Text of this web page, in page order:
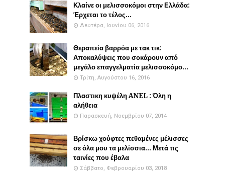
Κλαίνε οι μελισσοκόμοι στην Ελλάδα:
Έρχεται το τέλος...
Δευτέρα, Ιουνίου 06, 2016
Θεραπεία βαρρόα με τακ τικ:
Αποκαλύψεις που σοκάρουν από
μεγάλο επαγγελματία μελισσοκόμο...
Τρίτη, Αυγούστου 16, 2016
Πλαστικη κυψέλη ANEL : Όλη η
αλήθεια
Παρασκευή, Νοεμβρίου 07, 2014
Βρίσκω χούφτες πεθαμένες μέλισσες
σε όλα μου τα μελίσσια... Μετά τις
ταινίες που έβαλα
Σάββατο, Φεβρουαρίου 03, 2018